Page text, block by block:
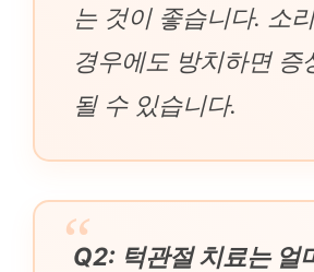
는 것이 좋습니다. 소
경우에도 방치하면 증
될 수 있습니다.
Q2: 턱관절 치료는 얼